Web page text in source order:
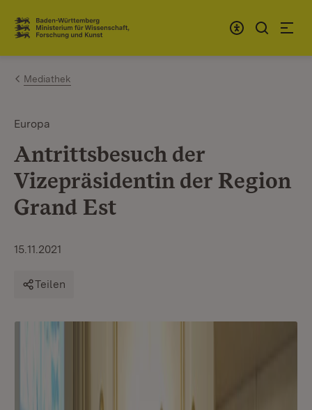
Zum Inhalt springen
Link zur Startseite
Mediathek
Europa
Antrittsbesuch der
Vizepräsidentin der Region
Grand Est
15.11.2021
Teilen